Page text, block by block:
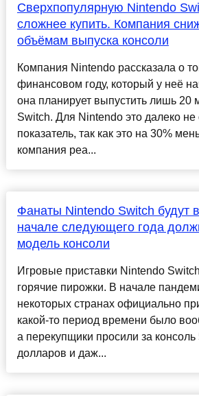
Сверхпопулярную Nintendo
сложнее купить. Компания
объёмам выпуска консоли
Компания Nintendo рассказала о
финансовом году, который у неё
она планирует выпустить лишь 20
Switch. Для Nintendo это далеко
показатель, так как это на 30%
компания реа...
Фанаты Nintendo Switch будут
начале следующего года
модель консоли
Игровые приставки Nintendo
горячие пирожки. В начале
некоторых странах официально
какой-то период времени было
а перекупщики просили за
долларов и даж...